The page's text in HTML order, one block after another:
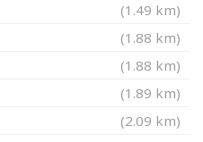
(1.49 km)
(1.88 km)
(1.88 km)
(1.89 km)
(2.09 km)